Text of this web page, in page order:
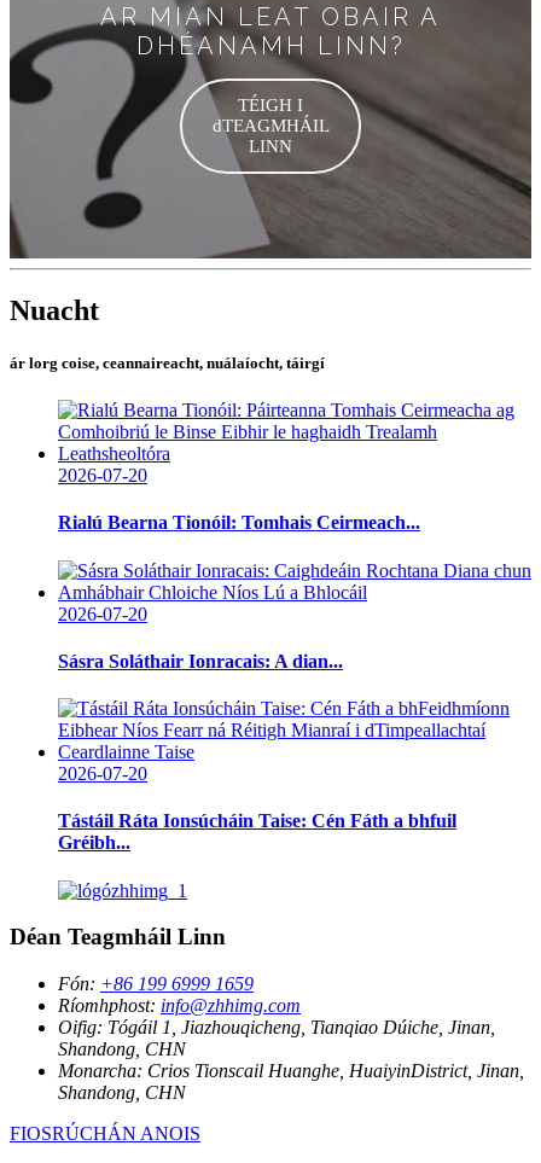
AR MIAN LEAT OBAIR A
DHÉANAMH LINN?
TÉIGH I
dTEAGMHÁIL
LINN
Nuacht
ár lorg coise, ceannaireacht, nuálaíocht, táirgí
2026-07-20
Rialú Bearna Tionóil: Tomhais Ceirmeach...
2026-07-20
Sásra Soláthair Ionracais: A dian...
2026-07-20
Tástáil Ráta Ionsúcháin Taise: Cén Fáth a bhfuil
Gréibh...
Déan Teagmháil Linn
Fón: +86 199 6999 1659
Ríomhphost: info@zhhimg.com
Oifig: Tógáil 1, Jiazhouqicheng, Tianqiao Dúiche, Jinan,
Shandong, CHN
Monarcha: Crios Tionscail Huanghe, HuaiyinDistrict, Jinan,
Shandong, CHN
FIOSRÚCHÁN ANOIS